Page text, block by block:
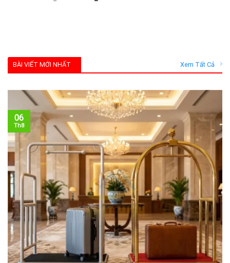
hiện
BÀI VIẾT MỚI NHẤT Xem Tất Cả
06
Th8